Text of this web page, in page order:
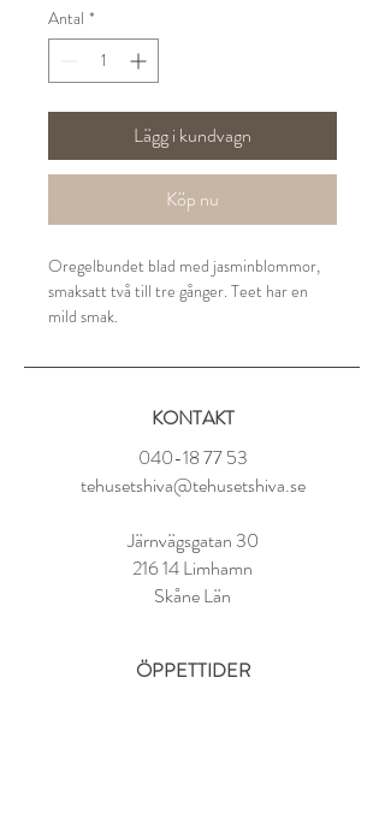
Antal *
Lägg i kundvagn
Köp nu
Oregelbundet blad med jasminblommor,
smaksatt två till tre gånger. Teet har en
mild smak.
Ingredienser: Grönt te från Fuijan (Kina)
Låt dra i 2-3 minuter
KONTAKT
040-18 77 53
tehusetshiva@tehusetshiva.se
Järnvägsgatan 30
216 14 Limhamn
Skåne Län
ÖPPETTIDER